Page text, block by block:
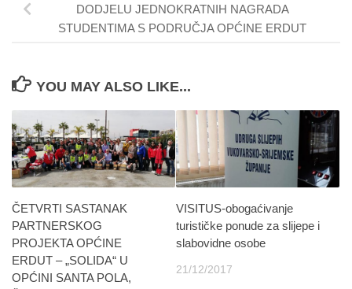
DODJELU JEDNOKRATNIH NAGRADA
STUDENTIMA S PODRUČJA OPĆINE ERDUT
YOU MAY ALSO LIKE...
ČETVRTI SASTANAK
PARTNERSKOG
PROJEKTA OPĆINE
ERDUT – „SOLIDA“ U
OPĆINI SANTA POLA,
VISITUS-obogaćivanje
turističke ponude za slijepe i
slabovidne osobe
21/12/2017